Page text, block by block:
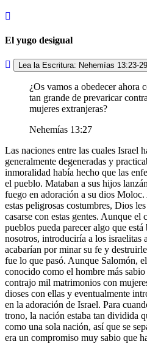
El yugo desigual
Lea la Escritura: Nehemías 13:23-29
¿Os vamos a obedecer ahora
tan grande de prevaricar
mujeres extranjeras?
Nehemías 13:27
Las naciones entre las cuales Israel
generalmente degeneradas y
inmoralidad había hecho que las
el pueblo. Mataban a sus hijos
fuego en adoración a su dios
estas peligrosas costumbres, Dios
casarse con estas gentes. Aunque
pueblos pueda parecer algo que
nosotros, introduciría a los israelitas
acabarían por minar su fe y
fue lo que pasó. Aunque Salomón,
conocido como el hombre más
contrajo mil matrimonios con
dioses con ellas y eventualmente
en la adoración de Israel. Para
trono, la nación estaba tan dividida
como una sola nación, así que se
era un compromiso muy sabio que